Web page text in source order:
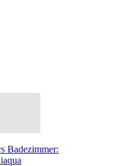
Badezimmer: